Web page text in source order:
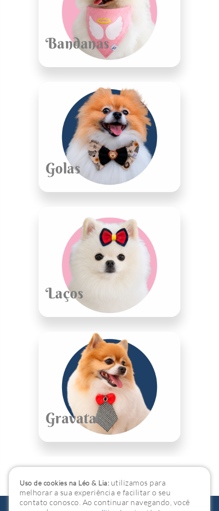
Bandanas
Golas
Laços
Gravatas
Uso de cookies na Léo & Lia: utilizamos para
melhorar a sua experiência e facilitar o seu
contato conosco. Ao continuar navegando, você